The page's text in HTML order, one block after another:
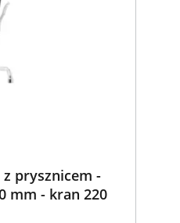
prysznicem -
mm - kran 220